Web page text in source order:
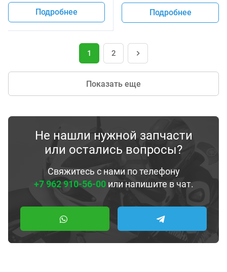
Подробнее Подробнее
Показать еще
1 2
Не нашли нужной запчасти
или остались вопросы?
Свяжитесь с нами по телефону
+7 962 910-56-00или напишите в чат.